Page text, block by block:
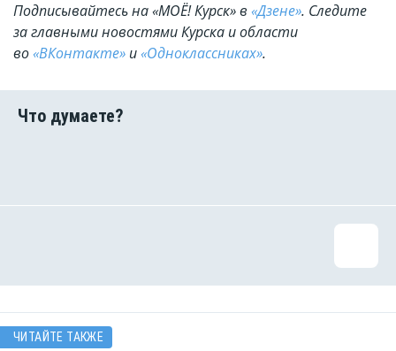
Подписывайтесь на «МОЁ! Курск» в «Дзене». Cледите
за главными новостями Курска и области
во«ВКонтакте» и«Одноклассниках».
ЧИТАЙТЕ ТАКЖЕ